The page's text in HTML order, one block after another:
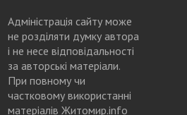
Адміністрація сайту може
не розділяти думку автора
і не несе відповідальності
за авторські матеріали.
При повному чи
частковому використанні
матеріалів Житомир.info